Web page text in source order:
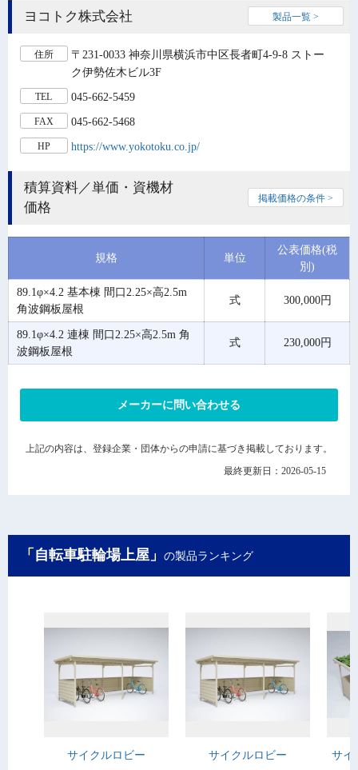
ヨコトク株式会社 製品一覧 >
住所
〒231-0033 神奈川県横浜市中区長者町4-9-8 ストー
ク伊勢佐木ビル3F
TEL 045-662-5459
FAX 045-662-5468
HP https://www.yokotoku.co.jp/
積算資料／単価・資機材
価格
掲載価格の条件 >
規格 単位
公表価格(税
別)
89.1φ×4.2 基本棟 間口2.25×高2.5m
角波鋼板屋根
式 300,000円
89.1φ×4.2 連棟 間口2.25×高2.5m 角
波鋼板屋根
式 230,000円
メーカーに問い合わせる
上記の内容は、登録企業・団体からの申請に基づき掲載しております。
最終更新日：2026-05-15
「自転車駐輪場上屋」 の製品ランキング
サイクルロビー サイクルロビー サイ